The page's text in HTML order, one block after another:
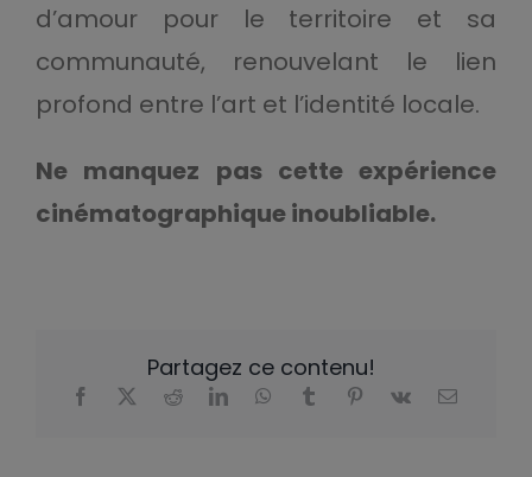
d’amour pour le territoire et sa
communauté, renouvelant le lien
profond entre l’art et l’identité locale.
Ne manquez pas cette expérience
cinématographique inoubliable.
Partagez ce contenu!